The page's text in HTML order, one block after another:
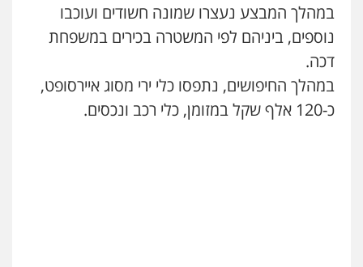
עו"ד נעם שביט
פסיכיאטריה משפטית
במהלך המבצע נעצרו שמונה חשודים ועוכבו
נוספים, ביניהם לפי המשטרה בכירים במשפחת
דכה.
במהלך החיפושים, נתפסו כלי ירי מסוג איירסופט,
כ-120 אלף שקל במזומן, כלי רכב ונכסים.